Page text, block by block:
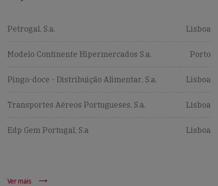
Petrogal, S.a. Lisboa
Modelo Continente Hipermercados S.a. Porto
Pingo-doce - Distribuição Alimentar, S.a. Lisboa
Transportes Aéreos Portugueses, S.a. Lisboa
Edp Gem Portugal, S.a Lisboa
Ver mais